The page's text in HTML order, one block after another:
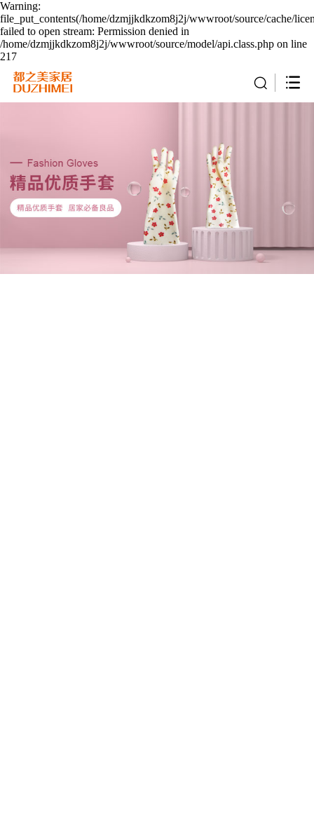
Warning:
file_put_contents(/home/dzmjjkdkzom8j2j/wwwroot/source/cache/
failed to open stream: Permission denied in
/home/dzmjjkdkzom8j2j/wwwroot/source/model/api.class.php on line
217